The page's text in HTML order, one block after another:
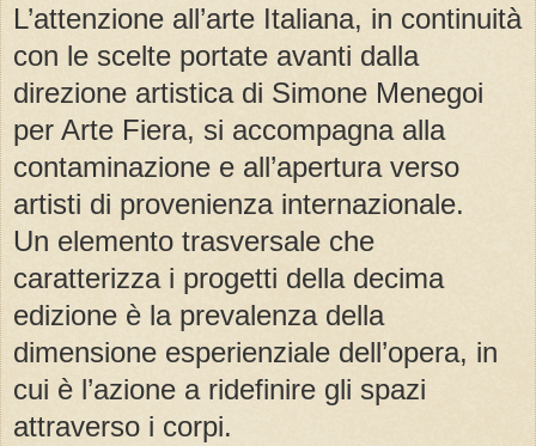
L’attenzione all’arte Italiana, in continuità
con le scelte portate avanti dalla
direzione artistica di Simone Menegoi
per Arte Fiera, si accompagna alla
contaminazione e all’apertura verso
artisti di provenienza internazionale.
Un elemento trasversale che
caratterizza i progetti della decima
edizione è la prevalenza della
dimensione esperienziale dell’opera, in
cui è l’azione a ridefinire gli spazi
attraverso i corpi.